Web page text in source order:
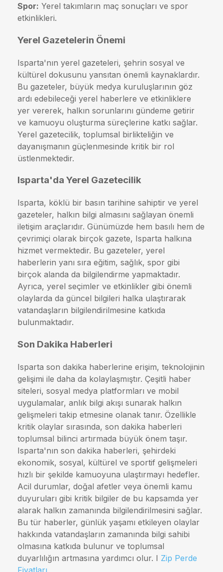
Spor: Yerel takımların maç sonuçları ve spor
etkinlikleri.
Yerel Gazetelerin Önemi
Isparta'nın yerel gazeteleri, şehrin sosyal ve
kültürel dokusunu yansıtan önemli kaynaklardır.
Bu gazeteler, büyük medya kuruluşlarının göz
ardı edebileceği yerel haberlere ve etkinliklere
yer vererek, halkın sorunlarını gündeme getirir
ve kamuoyu oluşturma süreçlerine katkı sağlar.
Yerel gazetecilik, toplumsal birlikteliğin ve
dayanışmanın güçlenmesinde kritik bir rol
üstlenmektedir.
Isparta'da Yerel Gazetecilik
Isparta, köklü bir basın tarihine sahiptir ve yerel
gazeteler, halkın bilgi almasını sağlayan önemli
iletişim araçlarıdır. Günümüzde hem basılı hem de
çevrimiçi olarak birçok gazete, Isparta halkına
hizmet vermektedir. Bu gazeteler, yerel
haberlerin yanı sıra eğitim, sağlık, spor gibi
birçok alanda da bilgilendirme yapmaktadır.
Ayrıca, yerel seçimler ve etkinlikler gibi önemli
olaylarda da güncel bilgileri halka ulaştırarak
vatandaşların bilgilendirilmesine katkıda
bulunmaktadır.
Son Dakika Haberleri
Isparta son dakika haberlerine erişim, teknolojinin
gelişimi ile daha da kolaylaşmıştır. Çeşitli haber
siteleri, sosyal medya platformları ve mobil
uygulamalar, anlık bilgi akışı sunarak halkın
gelişmeleri takip etmesine olanak tanır. Özellikle
kritik olaylar sırasında, son dakika haberleri
toplumsal bilinci artırmada büyük önem taşır.
Isparta'nın son dakika haberleri, şehirdeki
ekonomik, sosyal, kültürel ve sportif gelişmeleri
hızlı bir şekilde kamuoyuna ulaştırmayı hedefler.
Acil durumlar, doğal afetler veya önemli kamu
duyuruları gibi kritik bilgiler de bu kapsamda yer
alarak halkın zamanında bilgilendirilmesini sağlar.
Bu tür haberler, günlük yaşamı etkileyen olaylar
hakkında vatandaşların zamanında bilgi sahibi
olmasına katkıda bulunur ve toplumsal
duyarlılığın artmasına yardımcı olur. I Zip Perde
Fiyatları